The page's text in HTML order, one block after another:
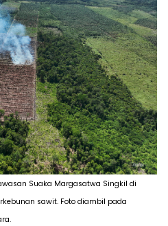
Suaka Margasatwa Singkil di
sawit. Foto diambil pada